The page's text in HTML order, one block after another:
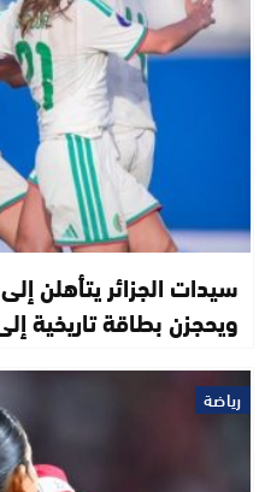
سيدات الجزائر يتأهلن
ويحجزن بطاقة تاريخية إلى
رياضة